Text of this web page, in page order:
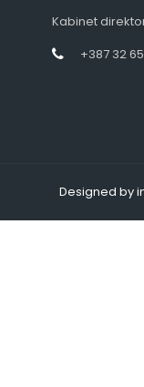
Kabinet
+387 32
Designed by